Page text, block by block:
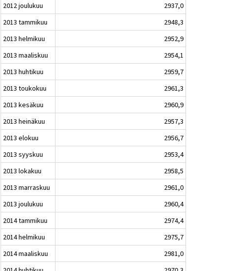
2012 joulukuu
2937,0
2013 tammikuu
2948,3
2013 helmikuu
2952,9
2013 maaliskuu
2954,1
2013 huhtikuu
2959,7
2013 toukokuu
2961,3
2013 kesäkuu
2960,9
2013 heinäkuu
2957,3
2013 elokuu
2956,7
2013 syyskuu
2953,4
2013 lokakuu
2958,5
2013 marraskuu
2961,0
2013 joulukuu
2960,4
2014 tammikuu
2974,4
2014 helmikuu
2975,7
2014 maaliskuu
2981,0